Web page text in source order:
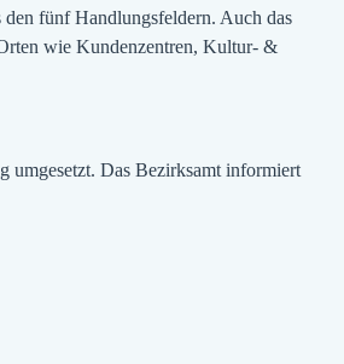
fünf Handlungsfeldern. Auch das
wie Kundenzentren, Kultur- &
umgesetzt. Das Bezirksamt informiert